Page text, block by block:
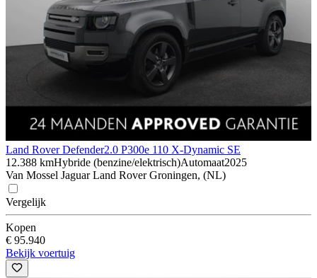
Land Rover Defender2.0 P300e 110 X-Dynamic SE
12.388 kmHybride (benzine/elektrisch)Automaat2025
Van Mossel Jaguar Land Rover Groningen, (NL)
Vergelijk
Kopen
€ 95.940
Bekijk voertuig